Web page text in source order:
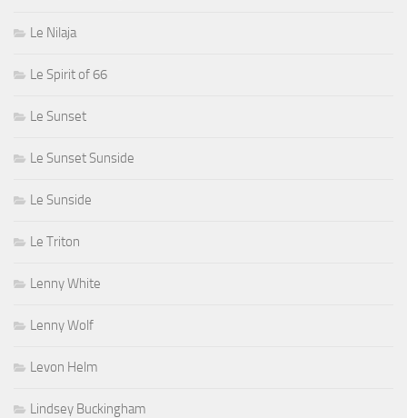
Le Nilaja
Le Spirit of 66
Le Sunset
Le Sunset Sunside
Le Sunside
Le Triton
Lenny White
Lenny Wolf
Levon Helm
Lindsey Buckingham